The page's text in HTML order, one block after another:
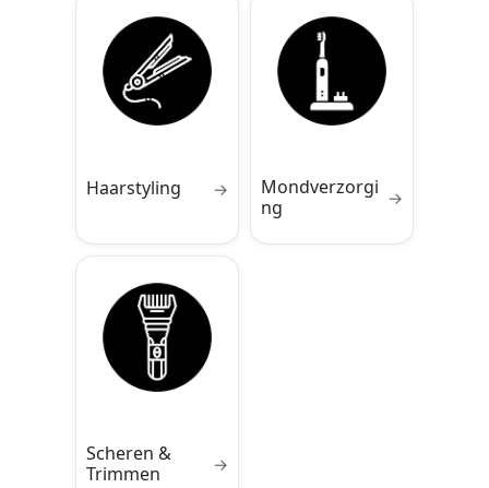
Haarstyling →
Mondverzorgi
ng
→
Scheren &
Trimmen
→